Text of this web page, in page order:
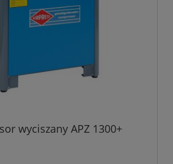
wyciszany APZ 1300+